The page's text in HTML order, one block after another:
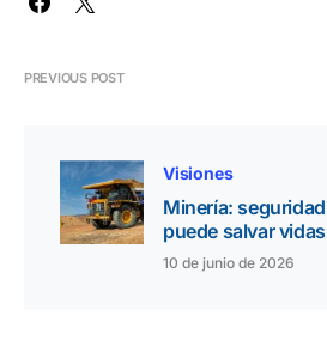
PREVIOUS POST
Visiones
Minería:
puede salvar vidas
10 de junio de 2026